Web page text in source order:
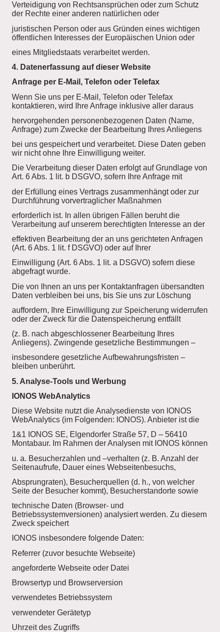
Verteidigung von Rechtsansprüchen oder zum Schutz
der Rechte einer anderen natürlichen oder
juristischen Person oder aus Gründen eines wichtigen
öffentlichen Interesses der Europäischen Union oder
eines Mitgliedstaats verarbeitet werden.
4. Datenerfassung auf dieser Website
Anfrage per E-Mail, Telefon oder Telefax
Wenn Sie uns per E-Mail, Telefon oder Telefax
kontaktieren, wird Ihre Anfrage inklusive aller daraus
hervorgehenden personenbezogenen Daten (Name,
Anfrage) zum Zwecke der Bearbeitung Ihres Anliegens
bei uns gespeichert und verarbeitet. Diese Daten geben
wir nicht ohne Ihre Einwilligung weiter.
Die Verarbeitung dieser Daten erfolgt auf Grundlage von
Art. 6 Abs. 1 lit. b DSGVO, sofern Ihre Anfrage mit
der Erfüllung eines Vertrags zusammenhängt oder zur
Durchführung vorvertraglicher Maßnahmen
erforderlich ist. In allen übrigen Fällen beruht die
Verarbeitung auf unserem berechtigten Interesse an der
effektiven Bearbeitung der an uns gerichteten Anfragen
(Art. 6 Abs. 1 lit. f DSGVO) oder auf Ihrer
Einwilligung (Art. 6 Abs. 1 lit. a DSGVO) sofern diese
abgefragt wurde.
Die von Ihnen an uns per Kontaktanfragen übersandten
Daten verbleiben bei uns, bis Sie uns zur Löschung
auffordern, Ihre Einwilligung zur Speicherung widerrufen
oder der Zweck für die Datenspeicherung entfällt
(z. B. nach abgeschlossener Bearbeitung Ihres
Anliegens). Zwingende gesetzliche Bestimmungen –
insbesondere gesetzliche Aufbewahrungsfristen –
bleiben unberührt.
5. Analyse-Tools und Werbung
IONOS WebAnalytics
Diese Website nutzt die Analysedienste von IONOS
WebAnalytics (im Folgenden: IONOS). Anbieter ist die
1&1 IONOS SE, Elgendorfer Straße 57, D – 56410
Montabaur. Im Rahmen der Analysen mit IONOS können
u. a. Besucherzahlen und –verhalten (z. B. Anzahl der
Seitenaufrufe, Dauer eines Webseitenbesuchs,
Absprungraten), Besucherquellen (d. h., von welcher
Seite der Besucher kommt), Besucherstandorte sowie
technische Daten (Browser- und
Betriebssystemversionen) analysiert werden. Zu diesem
Zweck speichert
IONOS insbesondere folgende Daten:
Referrer (zuvor besuchte Webseite)
angeforderte Webseite oder Datei
Browsertyp und Browserversion
verwendetes Betriebssystem
verwendeter Gerätetyp
Uhrzeit des Zugriffs